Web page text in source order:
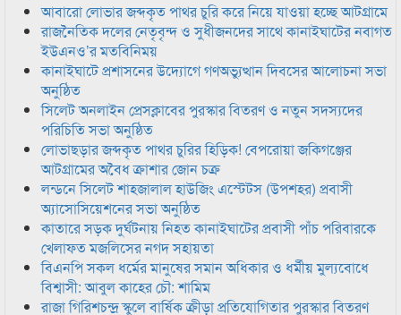
আবারো লোভার জব্দকৃত পাথর চুরি করে নিয়ে যাওয়া হচ্ছে আটগ্রামে
রাজনৈতিক দলের নেতৃবৃন্দ ও সুধীজনদের সাথে কানাইঘাটের নবাগত
ইউএনও’র মতবিনিময়
কানাইঘাটে প্রশাসনের উদ্যোগে গণঅভ্যুত্থান দিবসের আলোচনা সভা
অনুষ্ঠিত
সিলেট অনলাইন প্রেসক্লাবের পুরস্কার বিতরণ ও নতুন সদস্যদের
পরিচিতি সভা অনুষ্ঠিত
লোভাছড়ার জব্দকৃত পাথর চুরির হিড়িক! বেপরোয়া জকিগঞ্জের
আটগ্রামের অবৈধ ক্রাশার জোন চক্র
লন্ডনে সিলেট শাহজালাল হাউজিং এস্টেটস (উপশহর) প্রবাসী
অ্যাসোসিয়েশনের সভা অনুষ্ঠিত
কাতারে সড়ক দুর্ঘটনায় নিহত কানাইঘাটের প্রবাসী পাঁচ পরিবারকে
খেলাফত মজলিসের নগদ সহায়তা
বিএনপি সকল ধর্মের মানুষের সমান অধিকার ও ধর্মীয় মুল্যবোধে
বিশ্বাসী: আবুল কাহের চৌ: শামিম
রাজা গিরিশচন্দ্র স্কুলে বার্ষিক ক্রীড়া প্রতিযোগিতার পুরস্কার বিতরণ